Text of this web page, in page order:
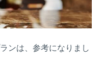
ンは、参考になりまし